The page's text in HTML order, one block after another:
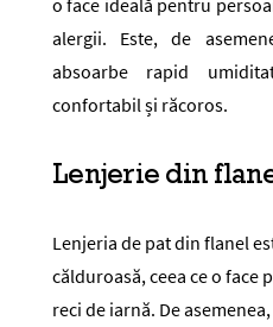
o face ideală pentru
alergii. Este, de
absoarbe rapid
confortabil și răcoros.
Lenjerie din
Lenjeria de pat din flanel
călduroasă, ceea ce o
reci de iarnă. De